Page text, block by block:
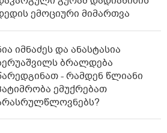
ემოციური მიმართვა
იმნაძეს და ანასტასია
ბრალდება
- რამდენ წლიანი
ემუქრებათ